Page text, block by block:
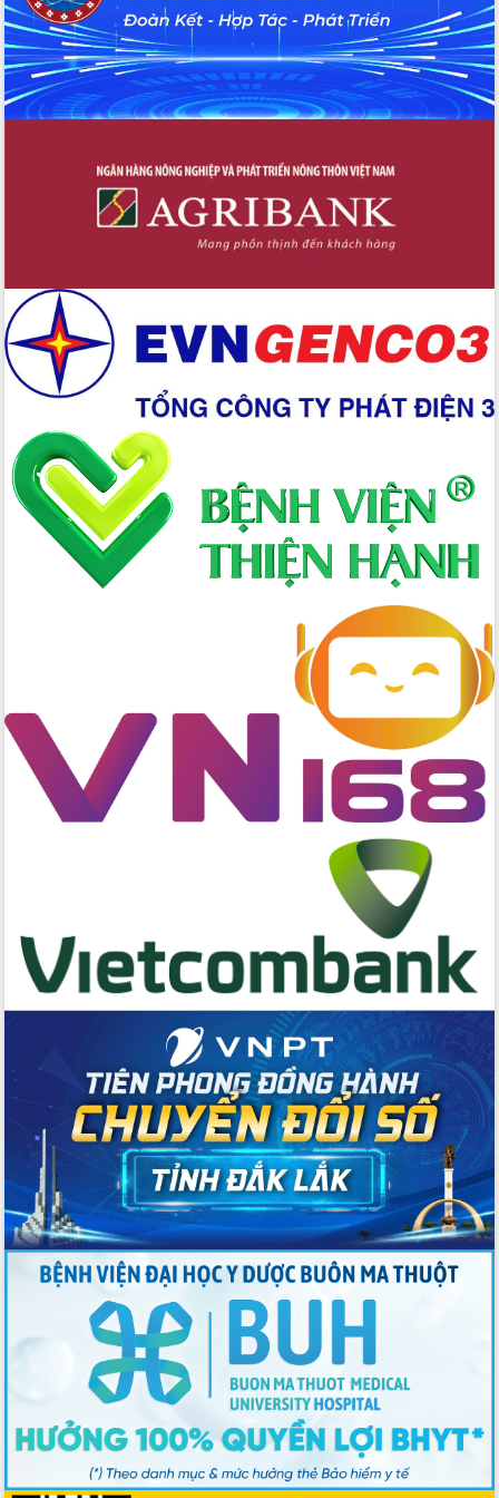
ven biển
Đắk Lắk nỗ lực thúc đẩy tăng trưởng
kinh tế từ 10% trở lên trong Quý
II/2026
Đắk Lắk ký kết thỏa thuận hợp tác về
với Tập đoàn Bưu chính Viễn thông
Thứ trưởng Bộ Y tế làm việc với tỉnh
Đắk Lắk về phát triển nhân lực y tế
Du lịch Đắk Lắk nâng tầm trải nghiệm
du khách thông qua Hệ thống cơ sở dữ
liệu và Bản đồ số
Tập huấn ứng dụng trí tuệ nhân tạo (AI)
trong thương mại điện tử năm 2026
Đoàn đại biểu Quốc hội tỉnh Đắk Lắk
trao đổi thông tin trước Kỳ họp thứ
nhất, Quốc hội khóa XVI
Quyết liệt cải cách hành chính, khơi
thông nguồn lực phát triển
Nâng cao hiệu lực, hiệu quả HĐND
tỉnh thông qua hiện đại hóa hành chính
Xã Ea Phê gắn cải cách hành chính với
Xây dựng nền hành chính số đồng
hành cùng nông dân dân, doanh nghiệp
Giai đoạn 2026-2030, Đắk Lắk phấn
đấu có 77% xã đạt chuẩn nông thôn
đai
Ứng dụng sinh trắc học - Bước tiến
trong hành trình chuyển đổi số tại Đắk
Đắk Lắk nâng cao hiệu quả công tác
Đảng từ Sổ tay đảng viên điện tử
Đắk Lắk đẩy mạnh nuôi biển công
nghệ, hướng tới phát triển thủy sản
bền vững
Tập huấn nâng cao năng lực triển khai
chuyển đổi số cho cán bộ, công chức
cấp xã
Đắk Lắk phát động hưởng ứng Ngày
Quyền của người tiêu dùng Việt Nam
2026
Đẩy mạnh cải cách hành chính, quyết
tâm đạt được mục tiêu tăng trưởng
hai con số trong năm 2026
Tổ chức trang trọng Lễ hội Đền thờ
Lương Văn Chánh năm 2026
Phó Bí thư Tỉnh ủy Đắk Lắk Đỗ Hữu
Nhân dân tỉnh